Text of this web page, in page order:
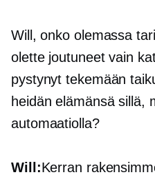
Will, onko olemassa
olette joutuneet vain
pystynyt tekemään
heidän elämänsä sillä,
automaatiolla?
Will:Kerran